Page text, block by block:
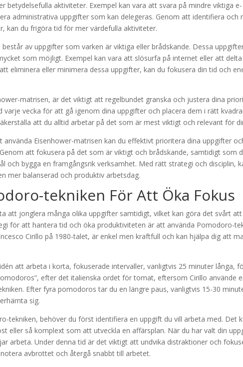
betydelsefulla aktiviteter. Exempel kan vara att svara på mindre viktiga e-
administrativa uppgifter som kan delegeras. Genom att identifiera och
kan du frigöra tid för mer värdefulla aktiviteter.
av uppgifter som varken är viktiga eller brådskande. Dessa
som möjligt. Exempel kan vara att slösurfa på internet eller att
eliminera eller minimera dessa uppgifter, kan du fokusera din tid och
matrisen, är det viktigt att regelbundet granska och justera dina
vecka för att gå igenom dina uppgifter och placera dem i rätt
att du alltid arbetar på det som är mest viktigt och relevant för
Eisenhower-matrisen kan du effektivt prioritera dina uppgifter
att fokusera på det som är viktigt och brådskande, samtidigt som
och bygga en framgångsrik verksamhet. Med rätt strategi och disciplin,
mer balanserad och produktiv arbetsdag.
tekniken För Att Öka Fokus
att jonglera många olika uppgifter samtidigt, vilket kan göra det svårt
för att hantera tid och öka produktiviteten är att använda Pomodoro-
Cirillo på 1980-talet, är enkel men kraftfull och kan hjälpa dig att
att arbeta i korta, fokuserade intervaller, vanligtvis 25 minuter långa,
efter det italienska ordet för tomat, eftersom Cirillo använde
Efter fyra pomodoros tar du en längre paus, vanligtvis 15-30
sig.
tekniken, behöver du först identifiera en uppgift du vill arbeta med. Det
eller så komplext som att utveckla en affärsplan. När du har valt din
arbeta. Under denna tid är det viktigt att undvika distraktioner och
avbrottet och återgå snabbt till arbetet.